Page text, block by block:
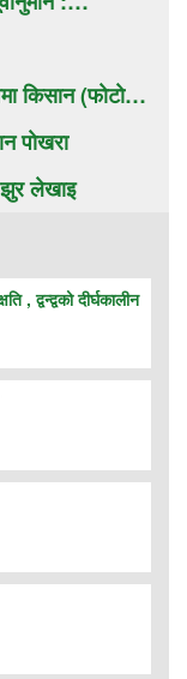
किसान (फाेटाे…
पाेखरा
झुर लेखाइ
, द्वन्द्वको दीर्घकालीन